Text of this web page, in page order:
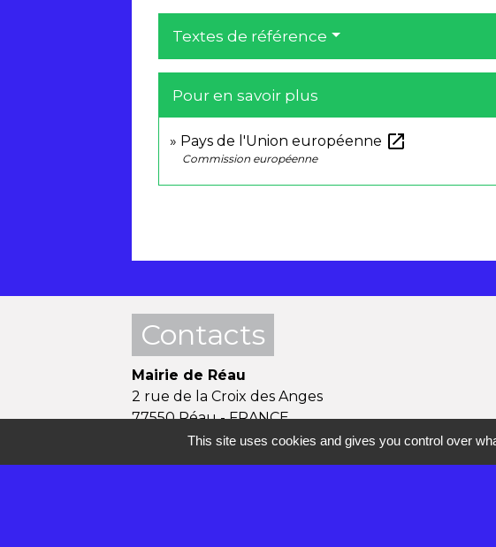
Textes de référence
Pour en savoir plus
Pays de l'Union européenne open_in_new
Commission européenne
Contacts
Mairie de Réau
2 rue de la Croix des Anges
77550 Réau - FRANCE
+33 1 60 60 85 55
Contact par formulaire
This site uses cookies and gives you control over